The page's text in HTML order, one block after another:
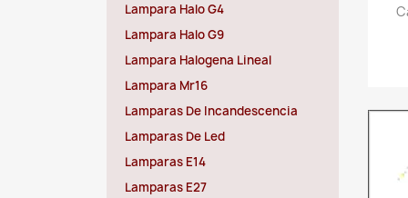
Lampara Halo G4
Lampara Halo G9
Lampara Halogena Lineal
Lampara Mr16
Lamparas De Incandescencia
Lamparas De Led
Lamparas E14
Lamparas E27